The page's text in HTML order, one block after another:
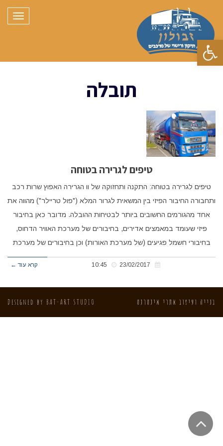
פתח סרגל נגישות
תובלה
טיפים לגרירה בטוחה
טיפים לגרירה בטוחה: התקנה ותחזוקה של וו הגרירה האפוץ שרות רכב
ותחבורה החיבור הפיזי בין המשאית לגרור המלא ("פול טריילר") מהווה את
אחד מהגורמים החשובים ביותר לבטיחות ההובלה. מדובר כאן בחיבור
פיזי שעומד במאמצים אדירים, בחיבורים של מערכת האוויר הדחוס,
בחיבורי חשמל פגיעים (של מערכת האורות) וכן בחיבורים של מערכת
קרא עוד ←
בנייה ועיצוב אתרי אינטרנט Designed by BAT-ART STUDIO
גלילה
לראש